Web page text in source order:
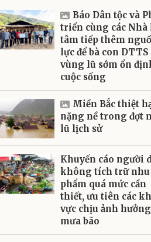
Báo Dân tộc và
triển cùng các Nhà
tâm tiếp thêm
lực để bà con DTTS
vùng lũ sớm ổn
cuộc sống
Miền Bắc thiệt
nặng nề trong đợt
lũ lịch sử
Khuyến cáo người
không tích trữ nhu
phẩm quá mức cần
thiết, ưu tiên các
vực chịu ảnh
mưa bão
Gửi